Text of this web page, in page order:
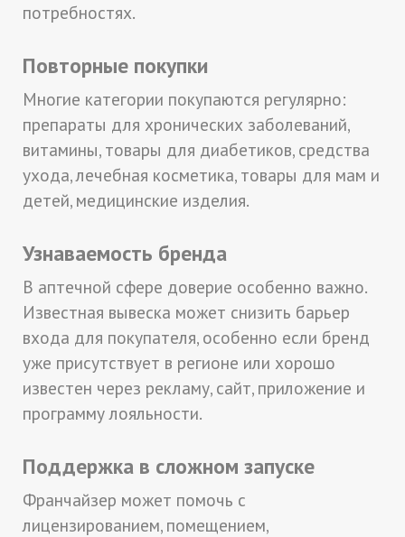
потребностях.
Повторные покупки
Многие категории покупаются регулярно:
препараты для хронических заболеваний,
витамины, товары для диабетиков, средства
ухода, лечебная косметика, товары для мам и
детей, медицинские изделия.
Узнаваемость бренда
В аптечной сфере доверие особенно важно.
Известная вывеска может снизить барьер
входа для покупателя, особенно если бренд
уже присутствует в регионе или хорошо
известен через рекламу, сайт, приложение и
программу лояльности.
Поддержка в сложном запуске
Франчайзер может помочь с
лицензированием, помещением,